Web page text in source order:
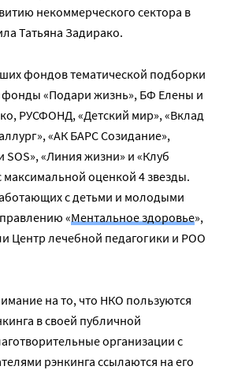
некоммерческого сектора в
Татьяна Задирако.
фондов тематической подборки
фонды «Подари жизнь», БФ Елены и
РУСФОНД, «Детский мир», «Вклад
«АК БАРС Созидание»,
SOS», «Линия жизни» и «Клуб
максимальной оценкой 4 звезды.
с детьми и молодыми
«Ментальное здоровье»,
Центр лечебной педагогики и РОО
на то, что НКО пользуются
в своей публичной
организации с
рэнкинга ссылаются на его